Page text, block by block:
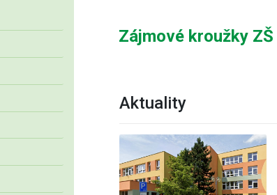
Zájmové kroužky ZŠ
Aktuality